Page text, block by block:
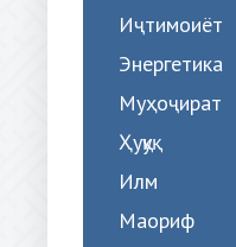
Иҷтимоиёт
Энергетика
Муҳоҷират
Ҳуқуқ
Илм
Маориф